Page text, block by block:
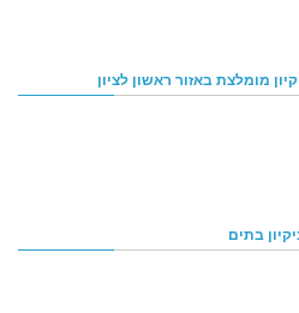
מומלצת באזור ראשון לציון
בתים